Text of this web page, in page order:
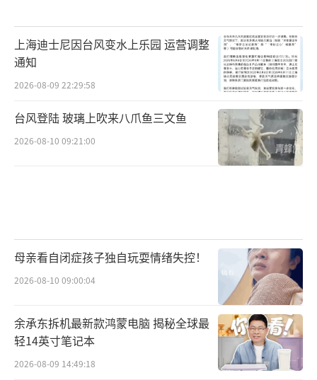
上海迪士尼因台风变水上乐园 运营调整
通知
2026-08-09 22:29:58
台风登陆 玻璃上吹来八爪鱼三文鱼
2026-08-10 09:21:00
母亲看自闭症孩子独自玩耍情绪失控！
2026-08-10 09:00:04
余承东拆机最新款鸿蒙电脑 揭秘全球最
轻14英寸笔记本
2026-08-09 14:49:18